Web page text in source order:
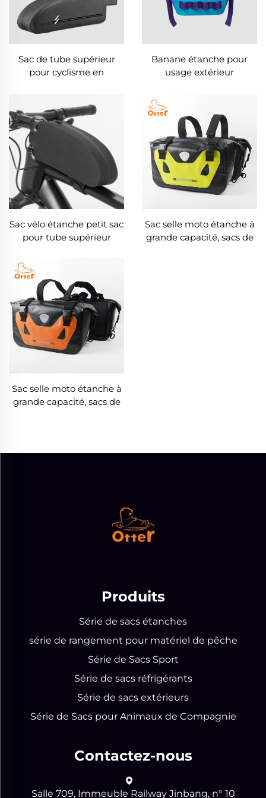
Sac de tube supérieur
pour cyclisme en
Banane étanche pour
usage extérieur
Sac vélo étanche petit sac
pour tube supérieur
Sac selle moto étanche à
grande capacité, sacs de
Sac selle moto étanche à
grande capacité, sacs de
Produits
Série de sacs étanches
série de rangement pour matériel de pêche
Série de Sacs Sport
Série de sacs réfrigérants
Série de sacs extérieurs
Série de Sacs pour Animaux de Compagnie
Contactez-nous
Salle 709, Immeuble Railway Jinbang, n° 10